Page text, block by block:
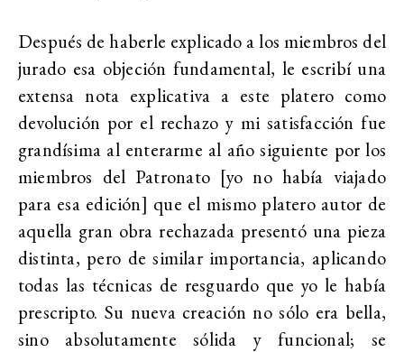
Después de haberle explicado a los miembros del
jurado esa objeción fundamental, le escribí una
extensa nota explicativa a este platero como
devolución por el rechazo y mi satisfacción fue
grandísima al enterarme al año siguiente por los
miembros del Patronato [yo no había viajado
para esa edición] que el mismo platero autor de
aquella gran obra rechazada presentó una pieza
distinta, pero de similar importancia, aplicando
todas las técnicas de resguardo que yo le había
prescripto. Su nueva creación no sólo era bella,
sino absolutamente sólida y funcional; se